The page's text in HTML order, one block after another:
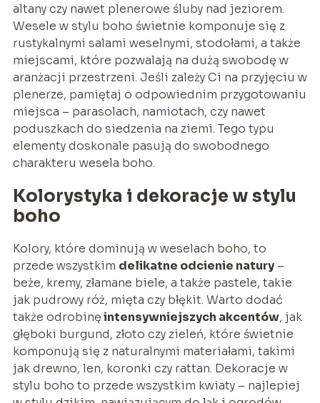
altany czy nawet plenerowe śluby nad jeziorem.
Wesele w stylu boho świetnie komponuje się z
rustykalnymi salami weselnymi, stodołami, a także
miejscami, które pozwalają na dużą swobodę w
aranżacji przestrzeni. Jeśli zależy Ci na przyjęciu w
plenerze, pamiętaj o odpowiednim przygotowaniu
miejsca – parasolach, namiotach, czy nawet
poduszkach do siedzenia na ziemi. Tego typu
elementy doskonale pasują do swobodnego
charakteru wesela boho.
Kolorystyka i dekoracje w stylu
boho
Kolory, które dominują w weselach boho, to
przede wszystkim delikatne odcienie natury–
beże, kremy, złamane biele, a także pastele, takie
jak pudrowy róż, mięta czy błękit. Warto dodać
także odrobinęintensywniejszych akcentów, jak
głęboki burgund, złoto czy zieleń, które świetnie
komponują się z naturalnymi materiałami, takimi
jak drewno, len, koronki czy rattan. Dekoracje w
stylu boho to przede wszystkim kwiaty – najlepiej